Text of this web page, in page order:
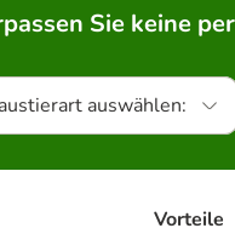
Sie keine
auswählen:
Vorteile